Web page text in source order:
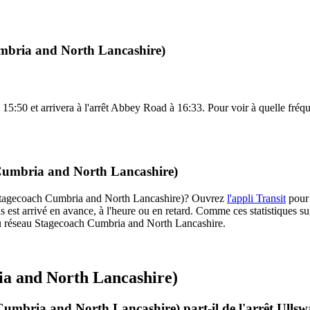
and North Lancashire)
et arrivera à l'arrêt Abbey Road à 16:33. Pour voir à quelle
and North Lancashire)
Cumbria and North Lancashire)? Ouvrez l'appli Transit pour
arrivé en avance, à l'heure ou en retard. Comme ces statistiques
Stagecoach Cumbria and North Lancashire.
and North Lancashire)